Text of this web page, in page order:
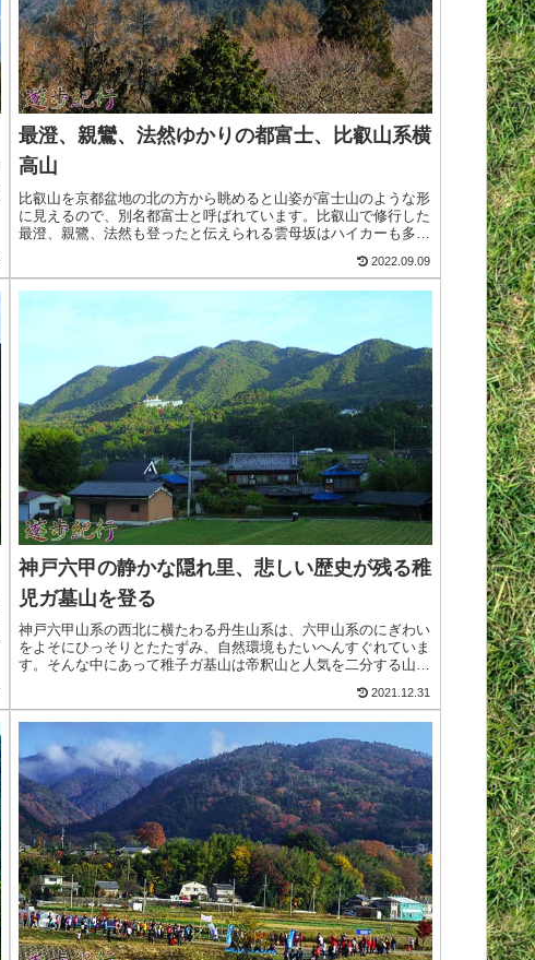
最澄、親鸞、法然ゆかりの都富士、比叡山系横
高山
比叡山を京都盆地の北の方から眺めると山姿が富士山のような形
に見えるので、別名都富士と呼ばれています。比叡山で修行した
最澄、親鷺、法然も登ったと伝えられる雲母坂はハイカーも多い
2022.09.09
神戸六甲の静かな隠れ里、悲しい歴史が残る稚
児ガ墓山を登る
神戸六甲山系の西北に横たわる丹生山系は、六甲山系のにぎわい
をよそにひっそりとたたずみ、自然環境もたいへんすぐれていま
す。そんな中にあって稚子ガ基山は帝釈山と人気を二分する山
2021.12.31